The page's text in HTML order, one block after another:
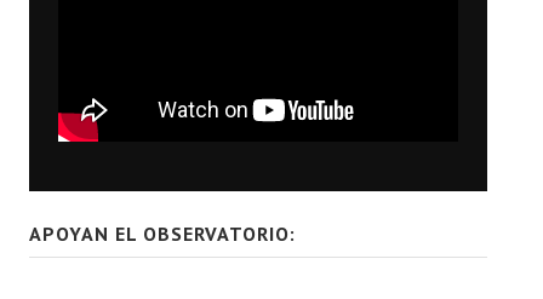
APOYAN EL OBSERVATORIO: